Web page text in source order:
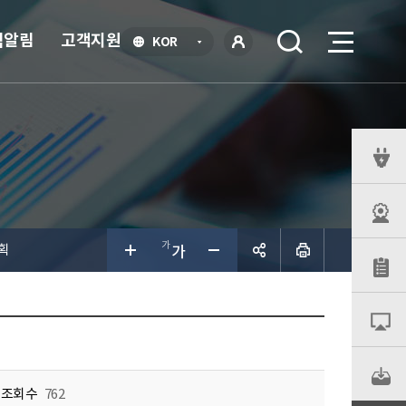
KOR언
그인
림 고객지원
조회수 762
뉴